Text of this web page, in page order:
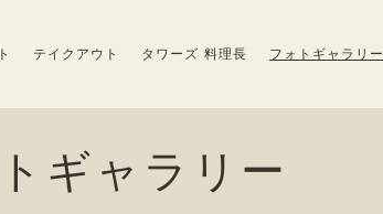
テイクアウト タワーズ 料理長 フォトギャラリー
ギャラリー